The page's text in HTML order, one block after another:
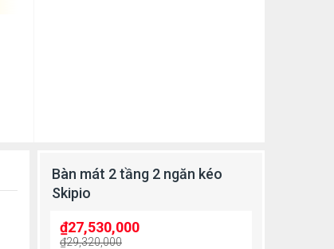
Bàn mát 2 tầng 2 ngăn kéo
Skipio
₫29,320,000
₫27,530,000